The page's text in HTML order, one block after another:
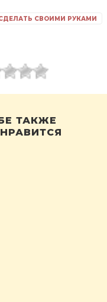
СВОИМИ РУКАМИ
ТАКЖЕ